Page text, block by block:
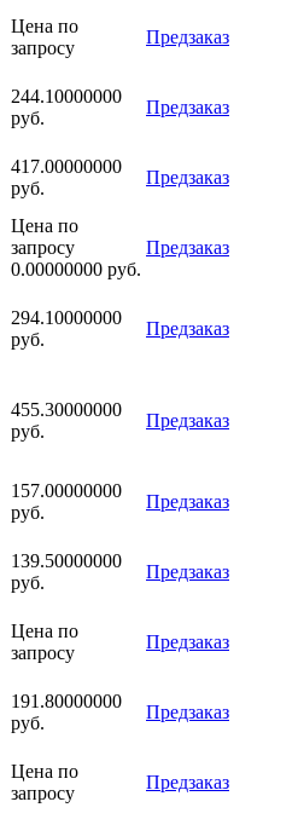
Цена по
запросу
Предзаказ
244.10000000
руб.
Предзаказ
417.00000000
руб.
Предзаказ
Цена по
запросу
0.00000000 руб.
Предзаказ
294.10000000
руб.
Предзаказ
455.30000000
руб.
Предзаказ
157.00000000
руб.
Предзаказ
139.50000000
руб.
Предзаказ
Цена по
запросу
Предзаказ
191.80000000
руб.
Предзаказ
Цена по
запросу
Предзаказ